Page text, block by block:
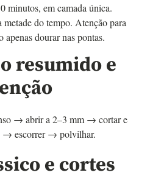
minutos, em camada única.
do tempo. Atenção para
apenas dourar nas pontas.
resumido e
→ abrir a 2–3 mm → cortar e
→ escorrer → polvilhar.
e cortes